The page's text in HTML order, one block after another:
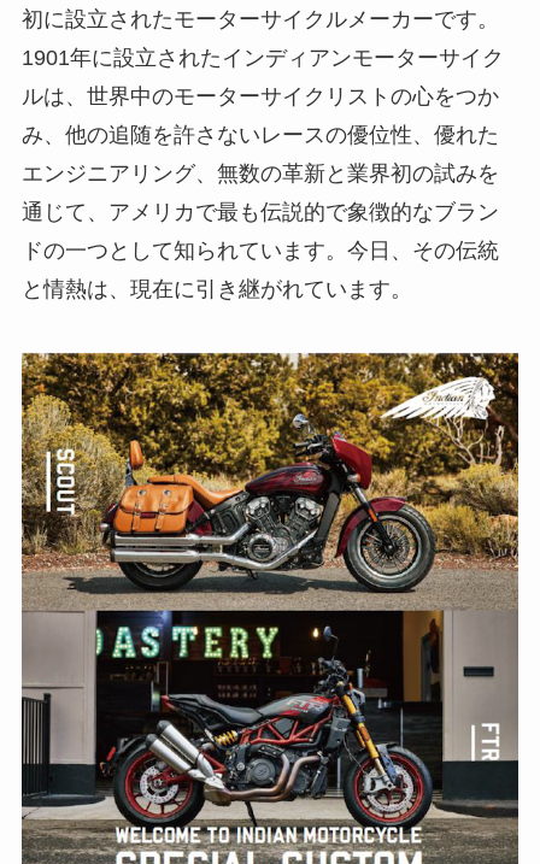
初に設立されたモーターサイクルメーカーです。
1901年に設立されたインディアンモーターサイク
ルは、世界中のモーターサイクリストの心をつか
み、他の追随を許さないレースの優位性、優れた
エンジニアリング、無数の革新と業界初の試みを
通じて、アメリカで最も伝説的で象徴的なブラン
ドの一つとして知られています。今日、その伝統
と情熱は、現在に引き継がれています。